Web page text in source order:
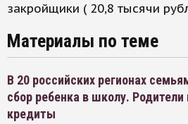
закройщики ( 20,8 тысячи
Материалы по теме
В 20 российских регионах
сбор ребенка в школу.
кредиты